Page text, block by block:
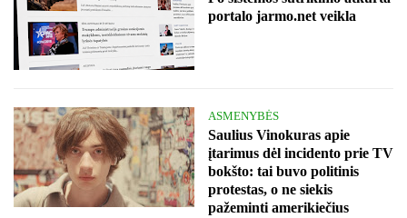
portalo jarmo.net veikla
ASMENYBĖS
Saulius Vinokuras apie
įtarimus dėl incidento prie TV
bokšto: tai buvo politinis
protestas, o ne siekis
pažeminti amerikiečius